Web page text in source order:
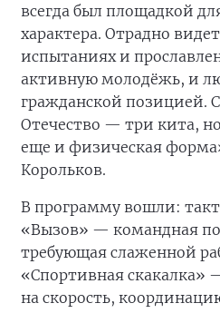
всегда был площадкой
характера. Отрадно
испытаниях и
активную молодёжь, и
гражданской позицией.
Отечество — три кита,
еще и физическая
Корольков.
В программу вошли:
«Вызов» — командная
требующая слаженной
«Спортивная
на скорость,